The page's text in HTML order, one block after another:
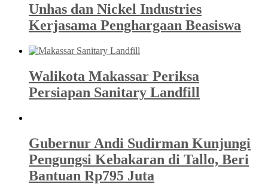
Unhas dan Nickel Industries
Kerjasama Penghargaan Beasiswa
Walikota Makassar Periksa
Persiapan Sanitary Landfill
Gubernur Andi Sudirman Kunjungi
Pengungsi Kebakaran di Tallo, Beri
Bantuan Rp795 Juta